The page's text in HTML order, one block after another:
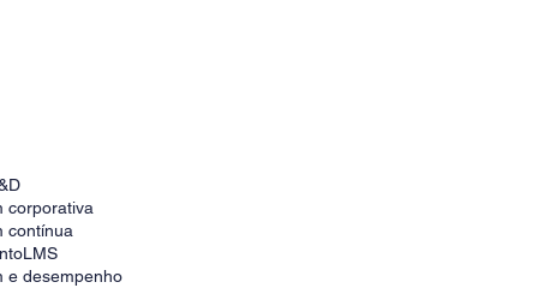
corporativa
contínua
LMS
e desempenho